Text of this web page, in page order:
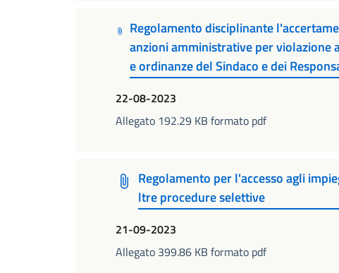
Regolamento disciplinante
anzioni amministrative per violazione
e ordinanze del Sindaco e dei
22-08-2023
Allegato 192.29 KB formato pdf
Regolamento per l'accesso agli
ltre procedure selettive
21-09-2023
Allegato 399.86 KB formato pdf